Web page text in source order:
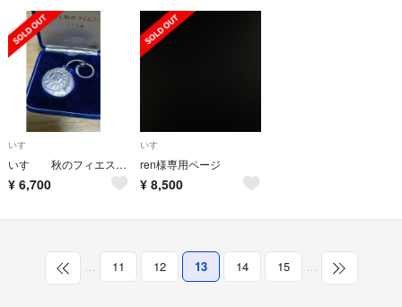
いすゞ
いすゞ 秋のフィエスタ 純銀製キーホルダー
¥ 6,700
いすゞ
ren様専用ページ
¥ 8,500
… 11 12 13 14 15 …